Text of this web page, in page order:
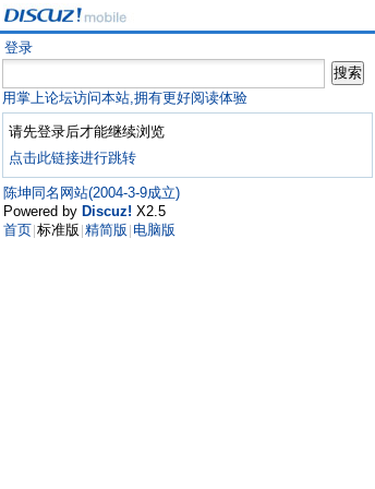
登录
用掌上论坛访问本站,拥有更好阅读体验
请先登录后才能继续浏览
点击此链接进行跳转
陈坤同名网站(2004-3-9成立)
Powered by Discuz! X2.5
首页 标准版 精简版 电脑版